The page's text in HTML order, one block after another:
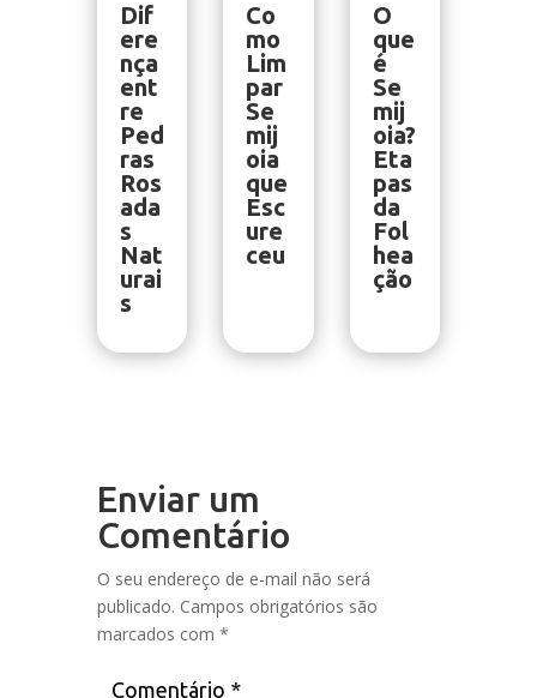
Dif
ere
nça
ent
re
Ped
ras
Ros
ada
s
Nat
urai
s
Co
mo
Lim
par
Se
mij
oia
que
Esc
ure
ceu
O
que
é
Se
mij
oia?
Eta
pas
da
Fol
hea
ção
Enviar um
Comentário
O seu endereço de e-mail não será
publicado. Campos obrigatórios são
marcados com *